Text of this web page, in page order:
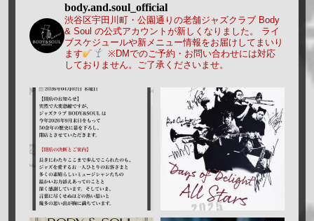
body.and.soul_official
渋谷区宇田川町・公園通りの老舗ジャズクラブ Body
& Soul の公式アカウントが新しくなりました。
ライ
ブスケジュールや新メニュー情報をお届けしてまいり
ます
※DMでのご予約・お問い合わせには対応
しておりません。ご了承くださいませ。